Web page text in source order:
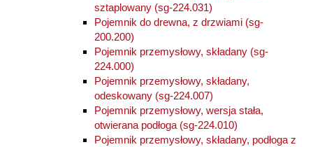
sztaplowany (sg-224.031)
Pojemnik do drewna, z drzwiami (sg-
200.200)
Pojemnik przemysłowy, składany (sg-
224.000)
Pojemnik przemysłowy, składany,
odeskowany (sg-224.007)
Pojemnik przemysłowy, wersja stała,
otwierana podłoga (sg-224.010)
Pojemnik przemysłowy, składany, podłoga z